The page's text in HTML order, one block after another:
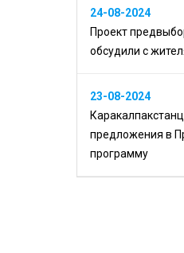
24-08-2024
Проект
обсудили с
23-08-2024
предложения в
программу